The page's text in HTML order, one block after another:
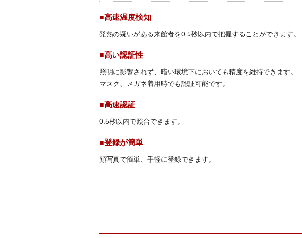
■高速温度検知
発熱の疑いがある来館者を0.5秒以内で把握することができます。
■高い認証性
照明に影響されず、暗い環境下においても精度を維持できます。
マスク、メガネ着用時でも認証可能です。
■高速認証
0.5秒以内で照合できます。
■登録が簡単
顔写真で簡単、手軽に登録できます。